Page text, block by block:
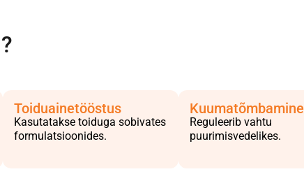
Toiduainetööstus
Kasutatakse toiduga sobivates
formulatsioonides.
Kuumatõmbamine
Reguleerib vahtu
puurimisvedelikes.